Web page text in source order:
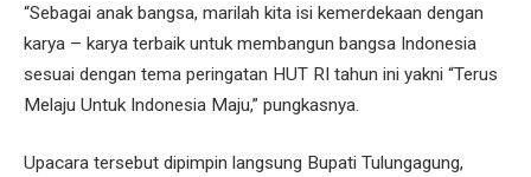
“Sebagai anak bangsa, marilah kita isi kemerdekaan dengan
karya – karya terbaik untuk membangun bangsa Indonesia
sesuai dengan tema peringatan HUT RI tahun ini yakni “Terus
Melaju Untuk Indonesia Maju,” pungkasnya.
Upacara tersebut dipimpin langsung Bupati Tulungagung,